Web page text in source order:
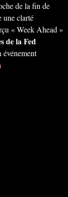
de la fin de
une clarté
« Week Ahead »
de la Fed
événement